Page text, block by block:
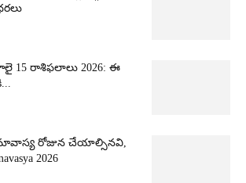
15 రాశిఫలాలు 2026: ఈ
అమావాస్య రోజున చేయాల్సినవి,
2026